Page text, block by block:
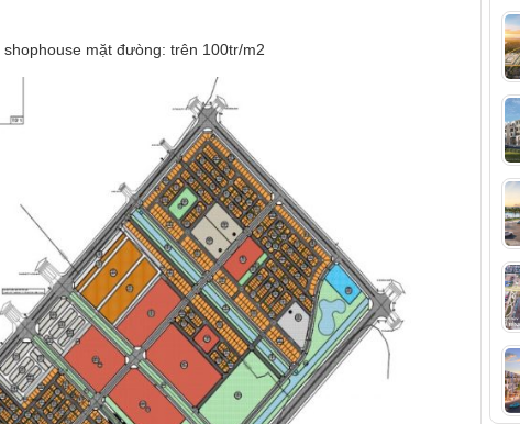
mặt đưòng: trên 100tr/m2